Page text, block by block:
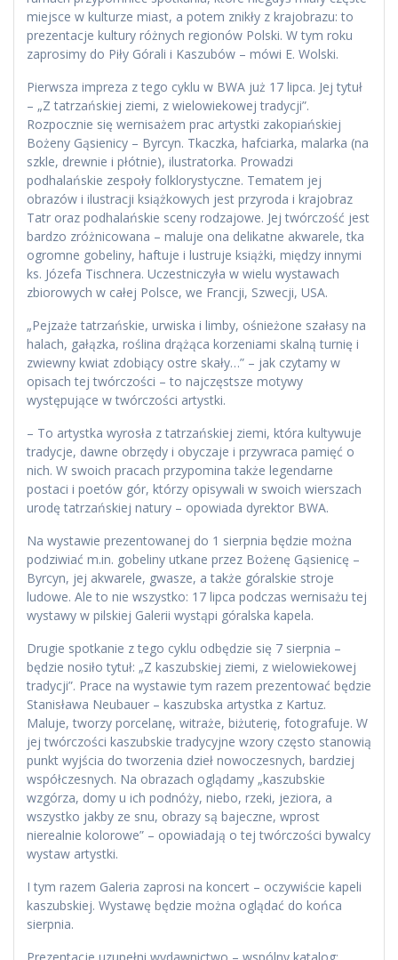
miejsce w kulturze miast, a potem znikły z krajobrazu: to
prezentacje kultury różnych regionów Polski. W tym roku
zaprosimy do Piły Górali i Kaszubów – mówi E. Wolski.
Pierwsza impreza z tego cyklu w BWA już 17 lipca. Jej tytuł
– „Z tatrzańskiej ziemi, z wielowiekowej tradycji”.
Rozpocznie się wernisażem prac artystki zakopiańskiej
Bożeny Gąsienicy – Byrcyn. Tkaczka, hafciarka, malarka (na
szkle, drewnie i płótnie), ilustratorka. Prowadzi
podhalańskie zespoły folklorystyczne. Tematem jej
obrazów i ilustracji książkowych jest przyroda i krajobraz
Tatr oraz podhalańskie sceny rodzajowe. Jej twórczość jest
bardzo zróżnicowana – maluje ona delikatne akwarele, tka
ogromne gobeliny, haftuje i lustruje książki, między innymi
ks. Józefa Tischnera. Uczestniczyła w wielu wystawach
zbiorowych w całej Polsce, we Francji, Szwecji, USA.
„Pejzaże tatrzańskie, urwiska i limby, ośnieżone szałasy na
halach, gałązka, roślina drążąca korzeniami skalną turnię i
zwiewny kwiat zdobiący ostre skały…” – jak czytamy w
opisach tej twórczości – to najczęstsze motywy
występujące w twórczości artystki.
– To artystka wyrosła z tatrzańskiej ziemi, która kultywuje
tradycje, dawne obrzędy i obyczaje i przywraca pamięć o
nich. W swoich pracach przypomina także legendarne
postaci i poetów gór, którzy opisywali w swoich wierszach
urodę tatrzańskiej natury – opowiada dyrektor BWA.
Na wystawie prezentowanej do 1 sierpnia będzie można
podziwiać m.in. gobeliny utkane przez Bożenę Gąsienicę –
Byrcyn, jej akwarele, gwasze, a także góralskie stroje
ludowe. Ale to nie wszystko: 17 lipca podczas wernisażu tej
wystawy w pilskiej Galerii wystąpi góralska kapela.
Drugie spotkanie z tego cyklu odbędzie się 7 sierpnia –
będzie nosiło tytuł: „Z kaszubskiej ziemi, z wielowiekowej
tradycji”. Prace na wystawie tym razem prezentować będzie
Stanisława Neubauer – kaszubska artystka z Kartuz.
Maluje, tworzy porcelanę, witraże, biżuterię, fotografuje. W
jej twórczości kaszubskie tradycyjne wzory często stanowią
punkt wyjścia do tworzenia dzieł nowoczesnych, bardziej
współczesnych. Na obrazach oglądamy „kaszubskie
wzgórza, domy u ich podnóży, niebo, rzeki, jeziora, a
wszystko jakby ze snu, obrazy są bajeczne, wprost
nierealnie kolorowe” – opowiadają o tej twórczości bywalcy
wystaw artystki.
I tym razem Galeria zaprosi na koncert – oczywiście kapeli
kaszubskiej. Wystawę będzie można oglądać do końca
sierpnia.
Prezentacje uzupełni wydawnictwo – wspólny katalog: